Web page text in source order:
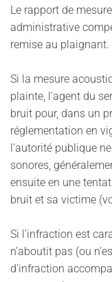
Le rapport de
administrative
remise au plaignant.
Si la mesure
plainte, l’agent du
bruit pour, dans un
réglementation en
l’autorité publique
sonores,
ensuite en une
bruit et sa victime
Si l'infraction est
n’aboutit pas (ou
d'infraction